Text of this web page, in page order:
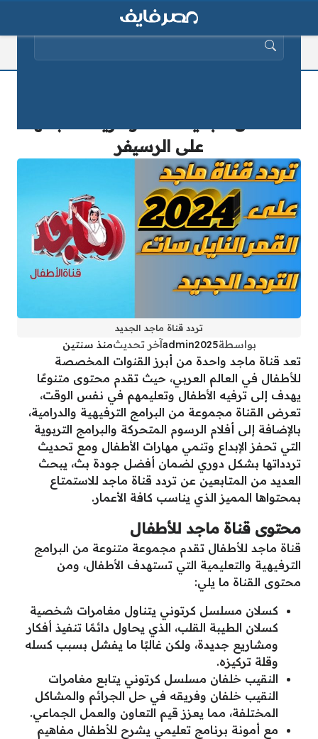
على الرسيفر
تردد قناة ماجد الجديد
بواسطةadmin2025آخر تحديثمنذ سنتين
تعد قناة ماجد واحدة من أبرز القنوات المخصصة
للأطفال في العالم العربي، حيث تقدم محتوى متنوعًا
يهدف إلى ترفيه الأطفال وتعليمهم في نفس الوقت،
تعرض القناة مجموعة من البرامج الترفيهية والدرامية،
بالإضافة إلى أفلام الرسوم المتحركة والبرامج التربوية
التي تحفز الإبداع وتنمي مهارات الأطفال ومع تحديث
تردداتها بشكل دوري لضمان أفضل جودة بث، يبحث
العديد من المتابعين عن تردد قناة ماجد للاستمتاع
بمحتواها المميز الذي يناسب كافة الأعمار.
محتوى قناة ماجد للأطفال
قناة ماجد للأطفال تقدم مجموعة متنوعة من البرامج
الترفيهية والتعليمية التي تستهدف الأطفال، ومن
محتوى القناة ما يلي:
كسلان مسلسل كرتوني يتناول مغامرات شخصية
كسلان الطيبة القلب، الذي يحاول دائمًا تنفيذ أفكار
ومشاريع جديدة، ولكن غالبًا ما يفشل بسبب كسله
وقلة تركيزه.
النقيب خلفان مسلسل كرتوني يتابع مغامرات
النقيب خلفان وفريقه في حل الجرائم والمشاكل
المختلفة، مما يعزز قيم التعاون والعمل الجماعي.
مع أمونة برنامج تعليمي يشرح للأطفال مفاهيم
البحث عن: